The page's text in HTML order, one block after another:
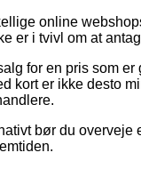
online
er i tvivl om at
for en pris som
kort er ikke desto
bør du overveje